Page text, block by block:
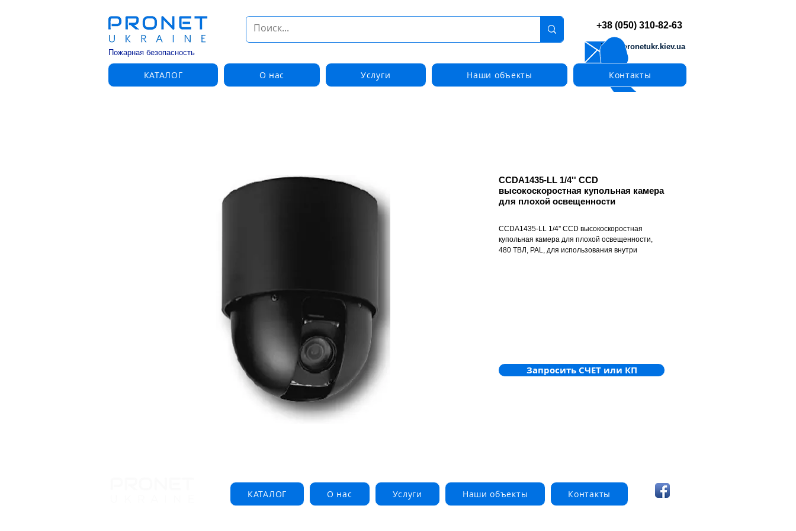
Пожарная безопасность
info@pronetukr.kiev.ua
+38 (050) 310-82-63
КАТАЛОГ О нас Услуги Наши объекты Контакты
CCDA1435-LL 1/4'' CCD
высокоскоростная купольная камера
для плохой освещенности
CCDA1435-LL 1/4'' CCD высокоскоростная
купольная камера для плохой освещенности,
480 ТВЛ, PAL, для использования внутри
Запросить СЧЕТ или КП
КАТАЛОГ О нас Услуги Наши объекты Контакты